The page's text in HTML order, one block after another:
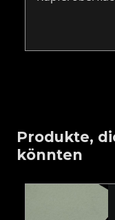
Produkte,
könnten